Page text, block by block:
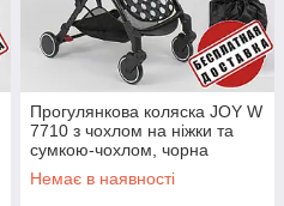
Прогулянкова коляска JOY W
7710 з чохлом на ніжки та
сумкою-чохлом, чорна
Немає в наявності